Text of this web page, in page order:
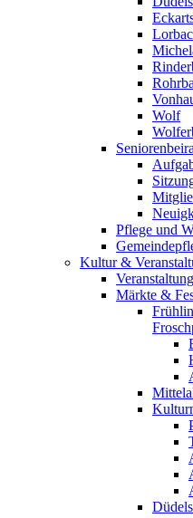
Wolf
Pflege und
Kultur &
Märkte &